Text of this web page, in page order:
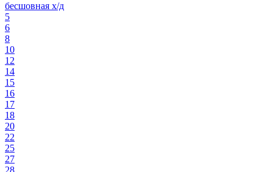
бесшовная х/д
5
6
8
10
12
14
15
16
17
18
20
22
25
27
28